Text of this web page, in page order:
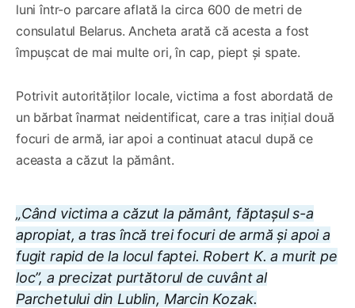
luni într-o parcare aflată la circa 600 de metri de
consulatul Belarus. Ancheta arată că acesta a fost
împușcat de mai multe ori, în cap, piept și spate.
Potrivit autorităților locale, victima a fost abordată de
un bărbat înarmat neidentificat, care a tras inițial două
focuri de armă, iar apoi a continuat atacul după ce
aceasta a căzut la pământ.
„Când victima a căzut la pământ, făptașul s-a
apropiat, a tras încă trei focuri de armă și apoi a
fugit rapid de la locul faptei. Robert K. a murit pe
loc”, a precizat purtătorul de cuvânt al
Parchetului din Lublin, Marcin Kozak.